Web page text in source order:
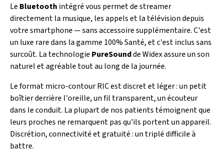
Le Bluetooth intégré vous permet de streamer
directement la musique, les appels et la télévision depuis
votre smartphone — sans accessoire supplémentaire. C'est
un luxe rare dans la gamme 100% Santé, et c'est inclus sans
surcoût. La technologie PureSoundde Widex assure un son
naturel et agréable tout au long de la journée.
Le format micro-contour RIC est discret et léger : un petit
boîtier derrière l'oreille, un fil transparent, un écouteur
dans le conduit. La plupart de nos patients témoignent que
leurs proches ne remarquent pas qu'ils portent un appareil.
Discrétion, connectivité et gratuité : un triplé difficile à
battre.